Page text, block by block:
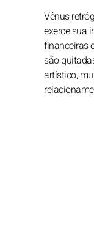
Vênus
exerce sua
financeiras
são
artístico,